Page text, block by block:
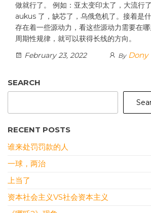
做就行了。 例如：亚太变印太了，大流行
aukus 了，缺芯了，乌俄危机了。接着是
存在着一些源动力，看这些源动力需要在
周期性规律，就可以获得长线的方向。
February 23, 2022
By Dony
SEARCH
RECENT POSTS
谁来处罚罚款的人
一球，两治
上当了
资本社会主义VS社会资本主义